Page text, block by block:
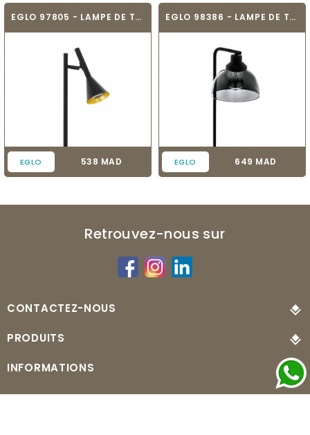
EGLO 97805 - LAMPE DE TABLE - CORTADERAS
EGLO Prix
538 MAD
EGLO 98386 - LAMPE DE TABLE - BELESER
EGLO Prix
649 MAD
Retrouvez-nous sur
CONTACTEZ-NOUS
PRODUITS
INFORMATIONS